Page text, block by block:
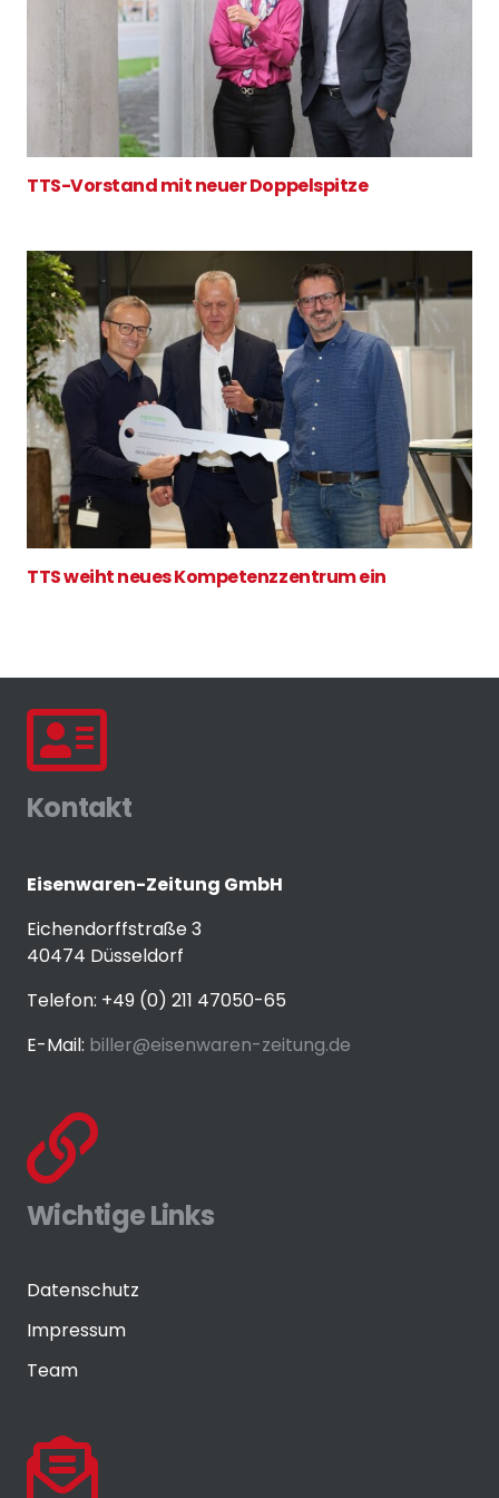
TTS-Vorstand mit neuer Doppelspitze
TTS weiht neues Kompetenzzentrum ein
Kontakt
Eisenwaren-Zeitung GmbH
Eichendorffstraße 3
40474 Düsseldorf
Telefon: +49 (0) 211 47050-65
E-Mail: biller@eisenwaren-zeitung.de
Wichtige Links
Datenschutz
Impressum
Team